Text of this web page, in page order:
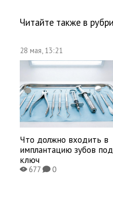
Читайте также в
28 мая, 13:21
Что должно входить в
имплантацию зубов под
ключ
X677K0